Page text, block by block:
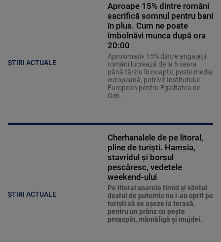
ȘTIRI ACTUALE
Aproape 15% dintre români
sacrifică somnul pentru bani
în plus. Cum ne poate
îmbolnăvi munca după ora
20:00
Aproximativ 15% dintre angajații
români lucrează de la 6 seara
până târziu în noapte, peste media
europeană, potrivit Institutului
European pentru Egalitatea de
Gen.
ȘTIRI ACTUALE
Cherhanalele de pe litoral,
pline de turiști. Hamsia,
stavridul și borșul
pescăresc, vedetele
weekend-ului
Pe litoral soarele timid și vântul
destul de puternic nu i-au oprit pe
turiști să se așeze la terasă,
pentru un prânz cu pește
proaspăt, mămăligă și mujdei.